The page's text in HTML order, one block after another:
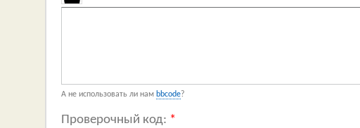
А не использовать ли нам bbcode?
Проверочный код: *